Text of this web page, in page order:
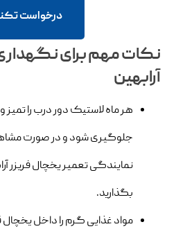
درخواست
نکات مهم برای
آرابهین
هر ماه لاستیک دور درب را تمیز
جلوگیری شود و در صورت
نمایندگی تعمیر یخچال فریزر
بگذارید.
مواد غذایی گرم را داخل